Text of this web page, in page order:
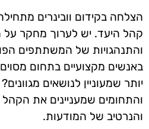
הצלחה בקידום וובינרים
קהל היעד. יש לערוך מחקר על
והתנהגויות של המשתתפים
באנשים מקצועיים בתחום
יותר שמעוניין לנושאים
והתחומים שמעניינים את
והנרטיב של המודעות.